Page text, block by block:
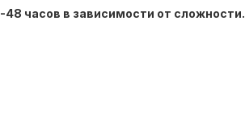
48 часов в зависимости от сложности.